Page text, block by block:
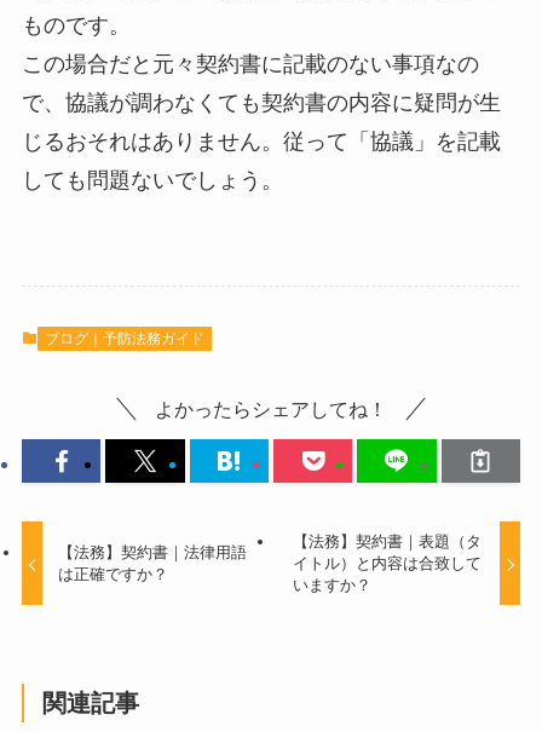
ものです。
この場合だと元々契約書に記載のない事項なの
で、協議が調わなくても契約書の内容に疑問が生
じるおそれはありません。従って「協議」を記載
しても問題ないでしょう。
ブログ｜予防法務ガイド
よかったらシェアしてね！
【法務】契約書｜法律用語
は正確ですか？
【法務】契約書｜表題（タ
イトル）と内容は合致して
いますか？
関連記事